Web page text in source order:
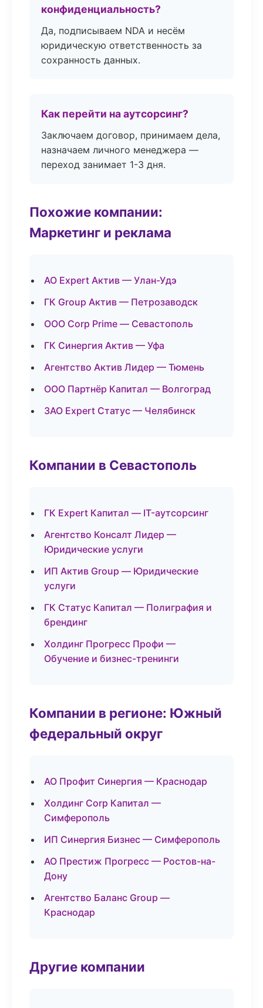
конфиденциальность?
Да, подписываем NDA и несём
юридическую ответственность за
сохранность данных.
Как перейти на аутсорсинг?
Заключаем договор, принимаем дела,
назначаем личного менеджера —
переход занимает 1-3 дня.
Похожие компании:
Маркетинг и реклама
АО Expert Актив — Улан-Удэ
ГК Group Актив — Петрозаводск
ООО Corp Prime — Севастополь
ГК Синергия Актив — Уфа
Агентство Актив Лидер — Тюмень
ООО Партнёр Капитал — Волгоград
ЗАО Expert Статус — Челябинск
Компании в Севастополь
ГК Expert Капитал — IT-аутсорсинг
Агентство Консалт Лидер —
Юридические услуги
ИП Актив Group — Юридические
услуги
ГК Статус Капитал — Полиграфия и
брендинг
Холдинг Прогресс Профи —
Обучение и бизнес-тренинги
Компании в регионе: Южный
федеральный округ
АО Профит Синергия — Краснодар
Холдинг Corp Капитал —
Симферополь
ИП Синергия Бизнес — Симферополь
АО Престиж Прогресс — Ростов-на-
Дону
Агентство Баланс Group —
Краснодар
Другие компании